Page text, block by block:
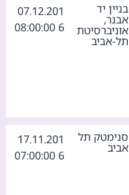
בניין יד
אבנר,
אוניברסיטת
תל-אביב
07.12.201
6 08:00:00
סנימטק תל
אביב
17.11.201
6 07:00:00